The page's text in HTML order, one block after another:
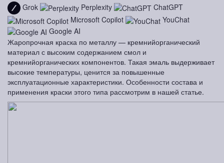
Grok Perplexity
ChatGPT
Microsoft Copilot
YouChat
Google AI
Жаропрочная краска по металлу — кремнийорганический
материал с высоким содержанием смол и
кремнийорганических компонентов. Такая эмаль выдерживает
высокие температуры, ценится за повышенные
эксплуатационные характеристики. Особенности состава и
применения краски этого типа рассмотрим в нашей статье.